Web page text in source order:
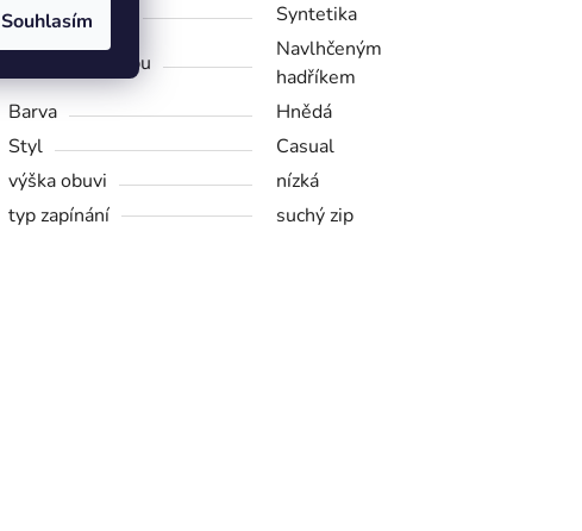
Souhlasím
Materiál obuvi
Syntetika
Návod na údržbu
Navlhčeným
hadříkem
Barva
Hnědá
Styl
Casual
výška obuvi
nízká
typ zapínání
suchý zip